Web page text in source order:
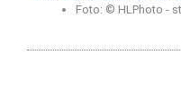
Foto: © HLPhoto -